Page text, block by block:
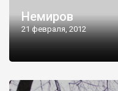
Немиров
21 февраля, 2012